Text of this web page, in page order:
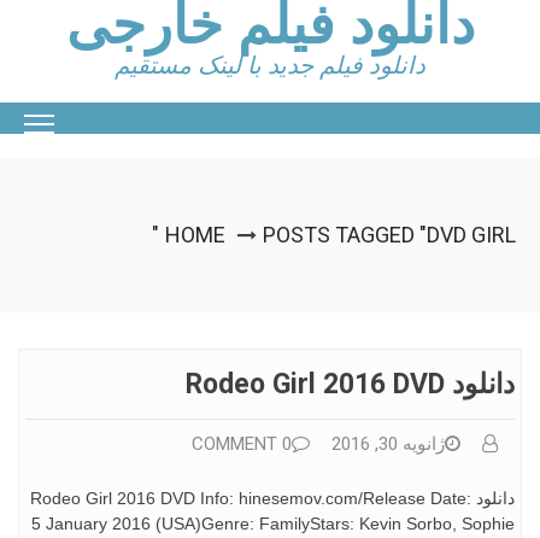
دانلود فیلم خارجی
دانلود فیلم جدید با لینک مستقیم
HOME POSTS TAGGED "DVD GIRL"
دانلود Rodeo Girl 2016 DVD
ژانویه 30, 2016 0 COMMENT
دانلود Rodeo Girl 2016 DVD Info: hinesemov.com/Release Date:
5 January 2016 (USA)Genre: FamilyStars: Kevin Sorbo, Sophie